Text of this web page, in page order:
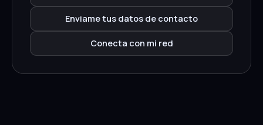
Enviame tus datos de contacto
Conecta con mi red